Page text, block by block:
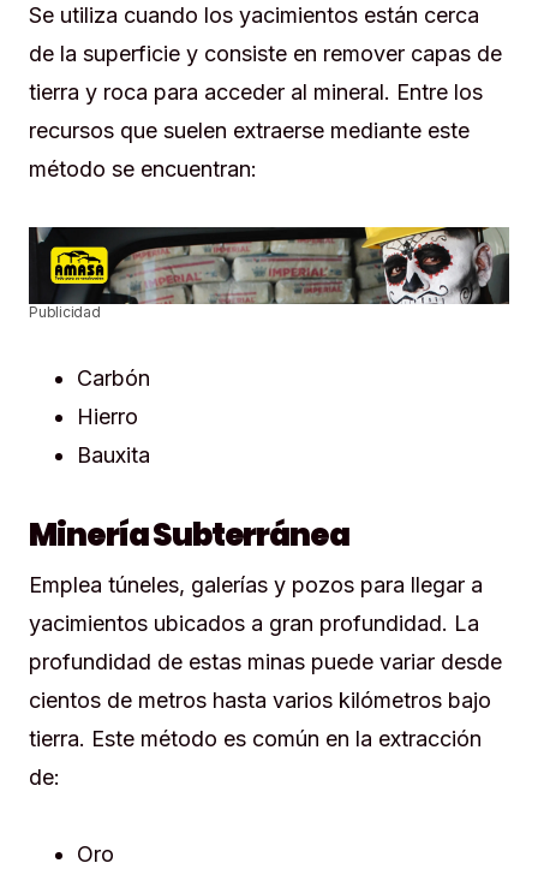
Se utiliza cuando los yacimientos están cerca
de la superficie y consiste en remover capas de
tierra y roca para acceder al mineral. Entre los
recursos que suelen extraerse mediante este
método se encuentran:
Publicidad
Carbón
Hierro
Bauxita
Minería Subterránea
Emplea túneles, galerías y pozos para llegar a
yacimientos ubicados a gran profundidad. La
profundidad de estas minas puede variar desde
cientos de metros hasta varios kilómetros bajo
tierra. Este método es común en la extracción
de:
Oro